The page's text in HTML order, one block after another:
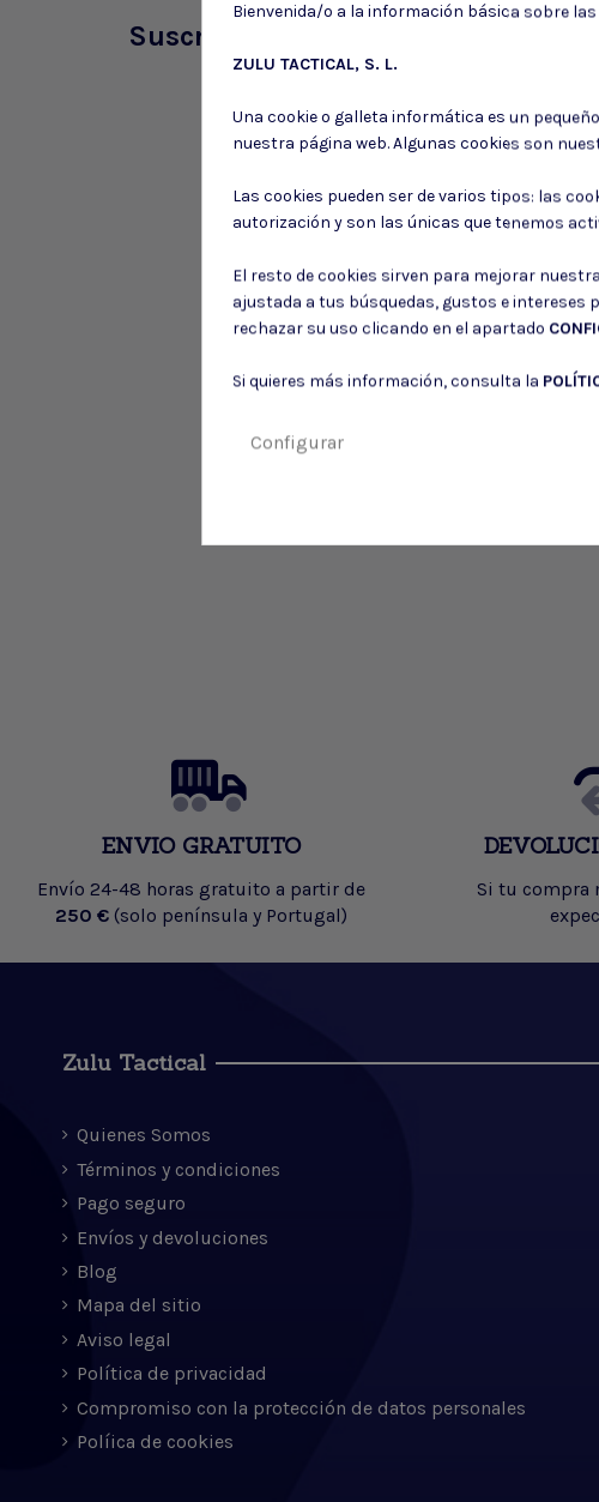
Suscríbete a nuestro boletín
ENVIO GRATUITO
Envío 24-48 horas gratuito a partir de
250 € (solo península y Portugal)
Si tu compra
Zulu Tactical
Quienes Somos
Términos y condiciones
Pago seguro
Envíos y devoluciones
Blog
Mapa del sitio
Aviso legal
Política de privacidad
Compromiso con la protección de datos personales
Políica de cookies
Bienvenida/o a la información básica sobre
ZULU TACTICAL, S. L.
Una cookie o galleta informática es un
nuestra página web. Algunas cookies son
Las cookies pueden ser de varios tipos: las
autorización y son las únicas que tenemos
El resto de cookies sirven para mejorar
ajustada a tus búsquedas, gustos e intereses
rechazar su uso clicando en el apartado
Si quieres más información, consulta la
Configurar